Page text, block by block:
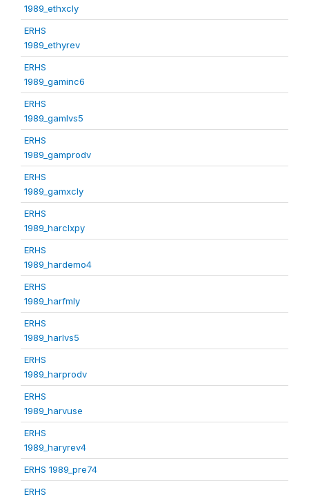
1989_ethxcly
ERHS
1989_ethyrev
ERHS
1989_gaminc6
ERHS
1989_gamlvs5
ERHS
1989_gamprodv
ERHS
1989_gamxcly
ERHS
1989_harclxpy
ERHS
1989_hardemo4
ERHS
1989_harfmly
ERHS
1989_harlvs5
ERHS
1989_harprodv
ERHS
1989_harvuse
ERHS
1989_haryrev4
ERHS 1989_pre74
ERHS